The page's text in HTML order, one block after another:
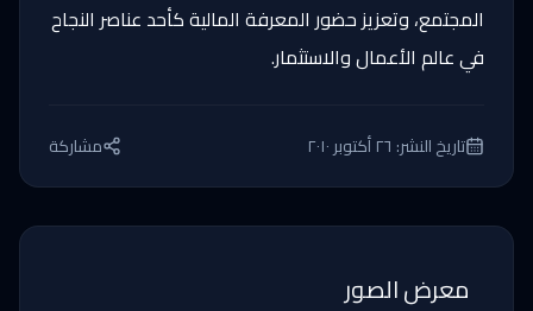
المجتمع، وتعزيز حضور المعرفة المالية كأحد عناصر النجاح
في عالم الأعمال والاستثمار.
تاريخ النشر: ٢٦ أكتوبر ٢٠١٠ مشاركة
معرض الصور